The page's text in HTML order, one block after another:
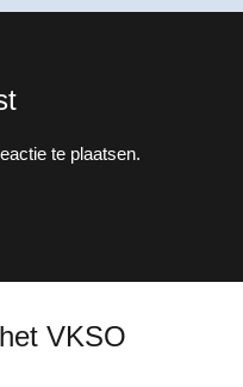
te plaatsen.
VKSO